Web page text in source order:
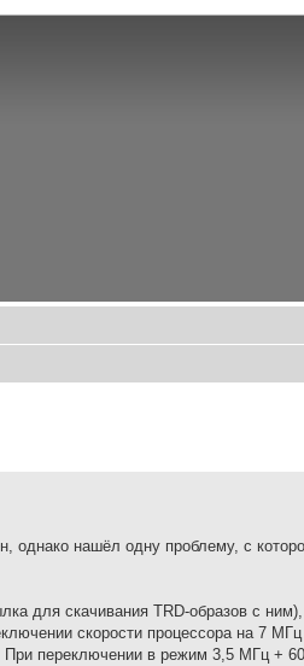
нашёл одну проблему, с
для скачивания TRD-образов с
скорости процессора на 7 МГц
При переключении в режим 3,5 МГц +